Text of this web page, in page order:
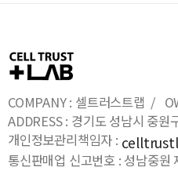
COMPANY : 셀트러스트랩 /
ADDRESS : 경기도 성남시 중
개인정보관리책임자 :
통신판매업 신고번호 : 성남중원